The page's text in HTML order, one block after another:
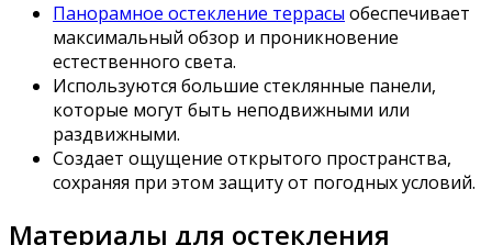
Панорамное остекление террасы обеспечивает
максимальный обзор и проникновение
естественного света.
Используются большие стеклянные панели,
которые могут быть неподвижными или
раздвижными.
Создает ощущение открытого пространства,
сохраняя при этом защиту от погодных условий.
Материалы для остекления